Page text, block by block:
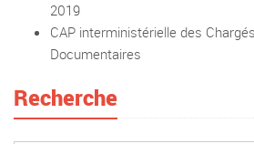
2019
CAP interministérielle des
Documentaires
Recherche